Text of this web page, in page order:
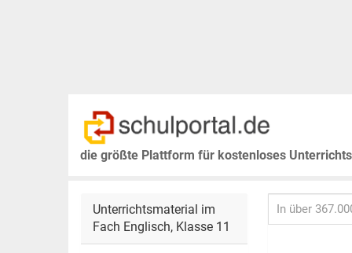
die größte Plattform für kostenloses
Unterrichtsmaterial im
Fach Englisch, Klasse 11